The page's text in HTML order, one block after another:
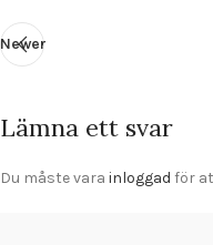
Newer
Lämna ett svar
Du måste vara inloggad för